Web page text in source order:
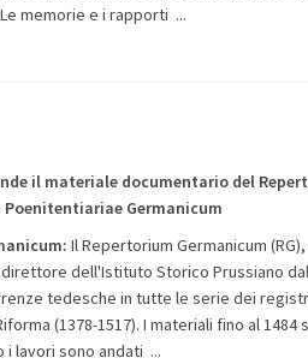
memorie e i rapporti ...
il materiale documentario del
Poenitentiariae Germanicum
Il Repertorium Germanicum
dell'Istituto Storico Prussiano dal
tedesche in tutte le serie dei
(1378-1517). I materiali fino al
i lavori sono andati ...